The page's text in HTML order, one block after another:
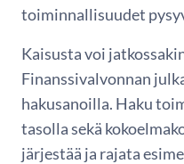
toiminnallisuudet
Kaisusta voi
Finanssivalvonnan
hakusanoilla. Haku
tasolla sekä
järjestää ja rajata